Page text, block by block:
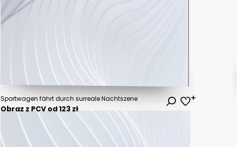
Sportwagen fährt durch surreale Nachtszene
Obraz z PCV od 123 zł